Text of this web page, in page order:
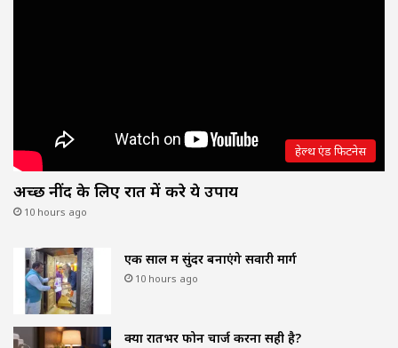
हेल्थ एंड फिटनेस
अच्छी नींद के लिए रात में करे ये उपाय
10 hours ago
एक साल में सुंदर बनाएंगे सवारी मार्ग
10 hours ago
क्या रातभर फोन चार्ज करना सही है?